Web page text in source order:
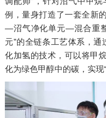
例，量身打造了一套全新
—沼气净化单元—混合重
元”的全链条工艺体系，
化加氢的技术，可以将甲
化为绿色甲醇中的碳，实现“